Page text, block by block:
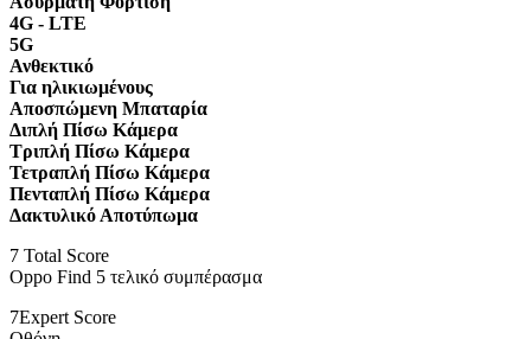
4G - LTE
5G
Ανθεκτικό
Για ηλικιωμένους
Αποσπώμενη Μπαταρία
Διπλή Πίσω Κάμερα
Τριπλή Πίσω Κάμερα
Τετραπλή Πίσω Κάμερα
Πενταπλή Πίσω Κάμερα
Δακτυλικό Αποτύπωμα
7 Total Score
Oppo Find 5 τελικό συμπέρασμα
7Expert Score